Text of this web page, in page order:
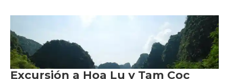
Excursión a Hoa Lu y Tam Coc